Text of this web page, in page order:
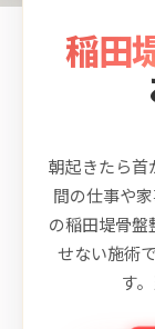
稲田
朝起きたら
間の仕事や
の稲田堤骨盤
せない施術
す